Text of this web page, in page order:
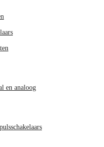
en analoog